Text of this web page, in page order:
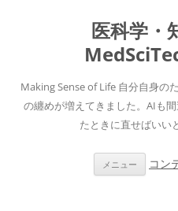
医科学・
Making Sense of Life 自分自身の
の纏めが増えてきました。AIも
たときに直せばいい
メニュー コン